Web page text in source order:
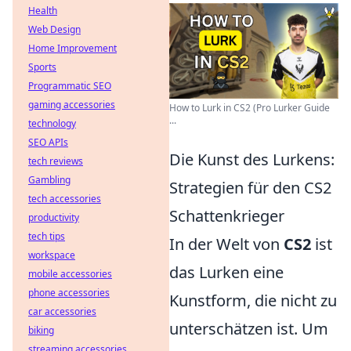
How to Lurk in CS2 (Pro Lurker Guide
...
Die Kunst des Lurkens:
Strategien für den CS2
Schattenkrieger
In der Welt von CS2 ist
das Lurken eine
Kunstform, die nicht zu
unterschätzen ist. Um
Health
Web Design
Home Improvement
Sports
Programmatic SEO
gaming accessories
technology
SEO APIs
tech reviews
Gambling
tech accessories
productivity
tech tips
workspace
mobile accessories
phone accessories
car accessories
biking